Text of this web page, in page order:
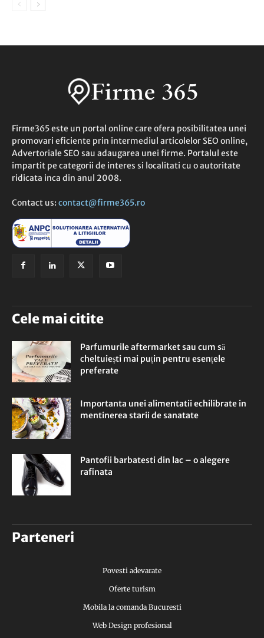
Firme365 este un portal online care ofera posibilitatea unei
promovari eficiente prin intermediul articolelor SEO online,
Advertoriale SEO sau adaugarea unei firme. Portalul este
impartit pe categorii de interes si localitati cu o autoritate
ridicata inca din anul 2008.
Contact us: contact@firme365.ro
Cele mai citite
Parfumurile aftermarket sau cum să
cheltuiești mai puțin pentru esențele
preferate
Importanta unei alimentatii echilibrate in
mentinerea starii de sanatate
Pantofii barbatesti din lac – o alegere
rafinata
Parteneri
Povesti adevarate
Oferte turism
Mobila la comanda Bucuresti
Web Design profesional